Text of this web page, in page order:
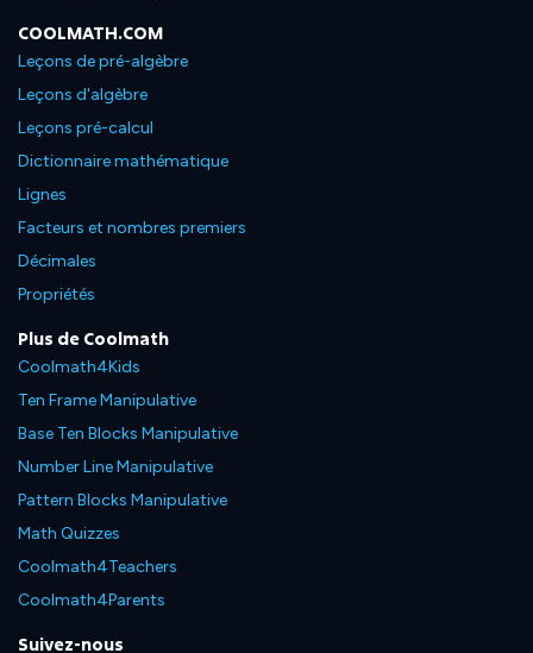
COOLMATH.COM
Leçons de pré-algèbre
Leçons d'algèbre
Leçons pré-calcul
Dictionnaire mathématique
Lignes
Facteurs et nombres premiers
Décimales
Propriétés
Plus de Coolmath
Coolmath4Kids
Ten Frame Manipulative
Base Ten Blocks Manipulative
Number Line Manipulative
Pattern Blocks Manipulative
Math Quizzes
Coolmath4Teachers
Coolmath4Parents
Suivez-nous